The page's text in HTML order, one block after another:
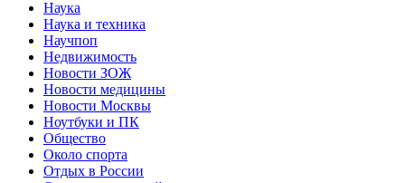
Наука
Наука и техника
Научпоп
Недвижимость
Новости ЗОЖ
Новости медицины
Новости Москвы
Ноутбуки и ПК
Общество
Около спорта
Отдых в России